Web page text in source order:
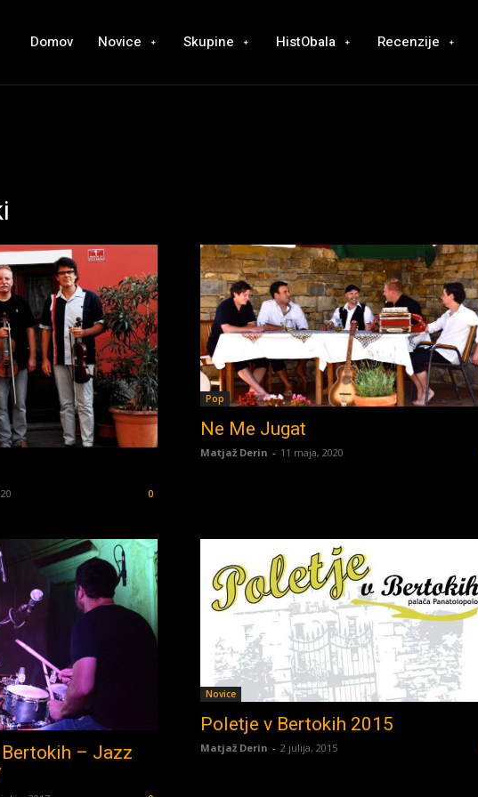
Domov Novice Skupine HistObala Recenzije
0
Pop
Ne Me Jugat
Matjaž Derin - 11 maja, 2020
Bertokih – Jazz
Novice
Poletje v Bertokih 2015
Matjaž Derin - 2 julija, 2015